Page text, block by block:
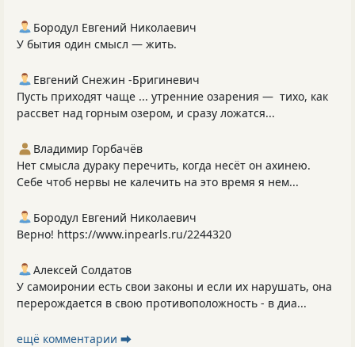
Бородул Евгений Николаевич
У бытия один смысл — жить.
Евгений Снежин -Бригиневич
Пусть приходят чаще ... утренние озарения — тихо, как
рассвет над горным озером, и сразу ложатся...
Владимир Горбачёв
Нет смысла дураку перечить, когда несёт он ахинею.
Себе чтоб нервы не калечить на это время я нем...
Бородул Евгений Николаевич
Верно! https://www.inpearls.ru/2244320
Алексей Солдатов
У самоиронии есть свои законы и если их нарушать, она
перерождается в свою противоположность - в диа...
ещё комментарии ⮕